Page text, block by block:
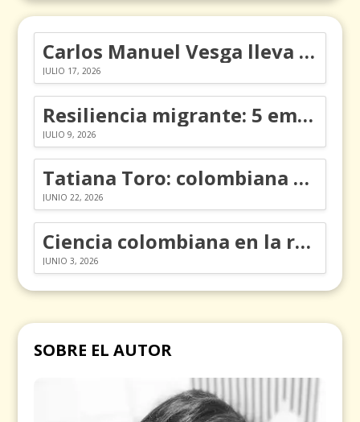
Carlos Manuel Vesga lleva el nombre de Colombia a los Emmy
JULIO 17, 2026
Resiliencia migrante: 5 emociones y cómo gestionarlas
JULIO 9, 2026
Tatiana Toro: colombiana que cambió la historia de las matemáticas
JUNIO 22, 2026
Ciencia colombiana en la revolución de los órganos en chips
JUNIO 3, 2026
SOBRE EL AUTOR